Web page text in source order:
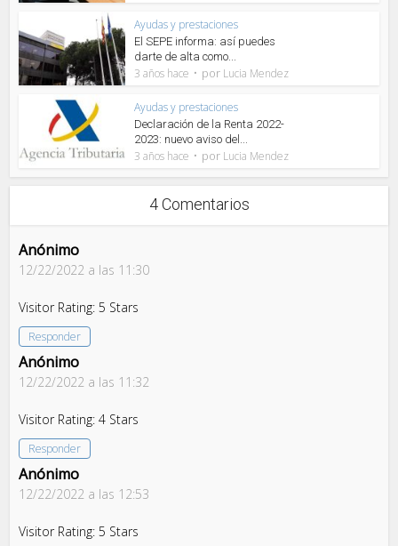
Ayudas y prestaciones
El SEPE informa: así puedes
darte de alta como...
3 años hace por Lucia Mendez
Ayudas y prestaciones
Declaración de la Renta 2022-
2023: nuevo aviso del...
3 años hace por Lucia Mendez
4 Comentarios
Anónimo
12/22/2022 a las 11:30
Visitor Rating: 5 Stars
Responder
Anónimo
12/22/2022 a las 11:32
Visitor Rating: 4 Stars
Responder
Anónimo
12/22/2022 a las 12:53
Visitor Rating: 5 Stars